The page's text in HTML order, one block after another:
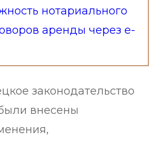
нотариального
аренды через e-
законодательство
внесены